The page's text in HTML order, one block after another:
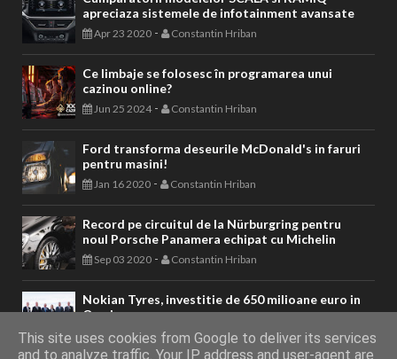
apreciaza sistemele de infotainment avansate
Apr 23 2020 - Constantin Hriban
Ce limbaje se folosesc în programarea unui
cazinou online?
Jun 25 2024- Constantin Hriban
Ford transforma deseurile McDonald's in faruri
pentru masini!
Jan 16 2020 - Constantin Hriban
Record pe circuitul de la Nürburgring pentru
noul Porsche Panamera echipat cu Michelin
Sep 03 2020 - Constantin Hriban
Nokian Tyres, investitie de 650 milioane euro in
Oradea
May 13 2023- Constantin Hriban
This site uses cookies from Google to deliver its services
and to analyze traffic. Your IP address and user-agent are